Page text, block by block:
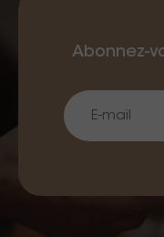
Abonnez-